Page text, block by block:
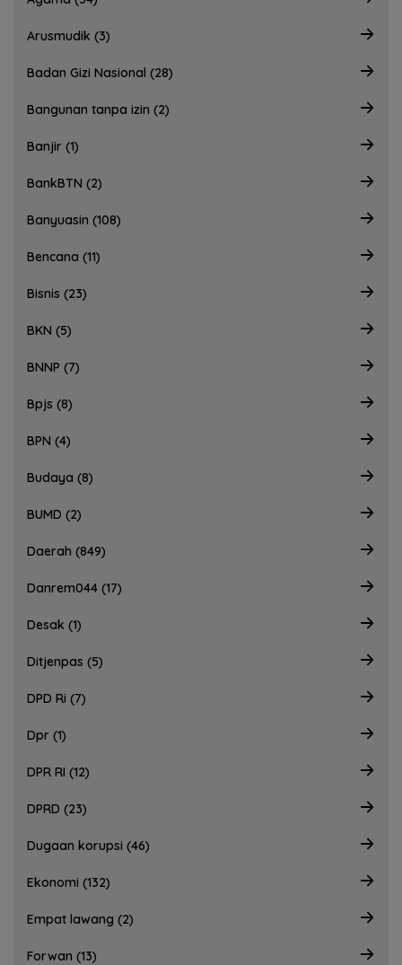
Arusmudik (3)
Badan Gizi Nasional (28)
Bangunan tanpa izin (2)
Banjir (1)
BankBTN (2)
Banyuasin (108)
Bencana (11)
Bisnis (23)
BKN (5)
BNNP (7)
Bpjs (8)
BPN (4)
Budaya (8)
BUMD (2)
Daerah (849)
Danrem044 (17)
Desak (1)
Ditjenpas (5)
DPD Ri (7)
Dpr (1)
DPR RI (12)
DPRD (23)
Dugaan korupsi (46)
Ekonomi (132)
Empat lawang (2)
Forwan (13)